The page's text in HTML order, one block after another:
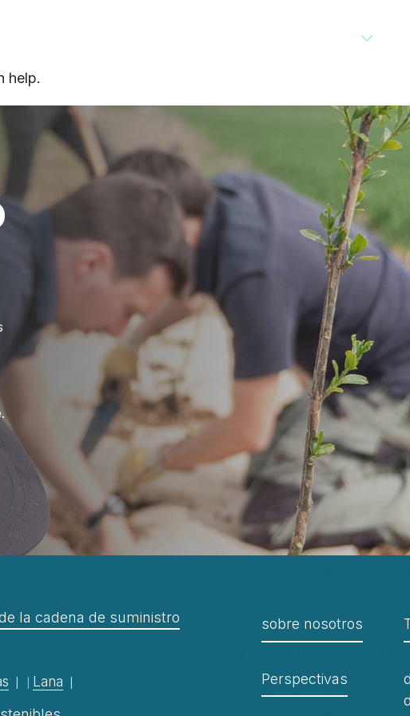
help.
la cadena de suministro
Lana
sobre nosotros
Perspectivas